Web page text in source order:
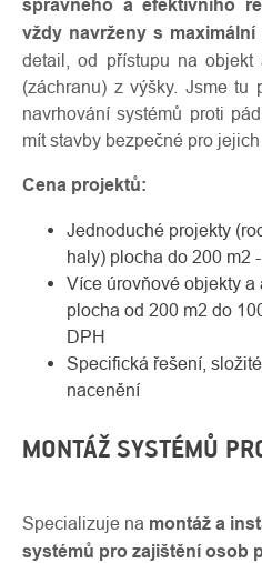
správného a efektivního
vždy navrženy s
detail, od přístupu na objekt
(záchranu) z výšky. Jsme tu
navrhování systémů proti
mít stavby bezpečné pro
Cena projektů:
Jednoduché projekty
haly) plocha do 200 m2
Více úrovňové objekty
plocha od 200 m2 do
DPH
Specifická řešení,
nacenění
MONTÁŽ SYSTÉMŮ
Specializuje na montáž a
systémů pro zajištění osob